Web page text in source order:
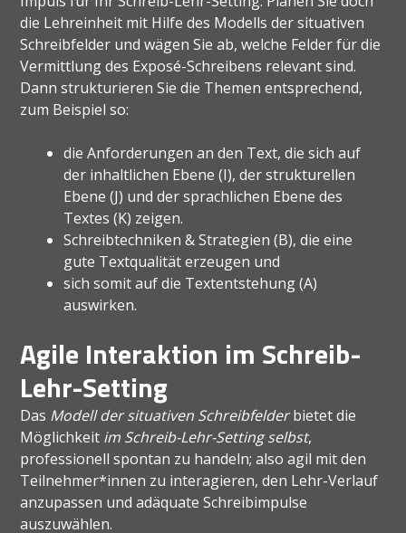
die Lehreinheit mit Hilfe des Modells der situativen
Schreibfelder und wägen Sie ab, welche Felder für die
Vermittlung des Exposé-Schreibens relevant sind.
Dann strukturieren Sie die Themen entsprechend,
zum Beispiel so:
die Anforderungen an den Text, die sich auf
der inhaltlichen Ebene (I), der strukturellen
Ebene (J) und der sprachlichen Ebene des
Textes (K) zeigen.
Schreibtechniken & Strategien (B), die eine
gute Textqualität erzeugen und
sich somit auf die Textentstehung (A)
auswirken.
Agile Interaktion im Schreib-
Lehr-Setting
Das Modell der situativen Schreibfelderbietet die
Möglichkeit im Schreib-Lehr-Setting selbst,
professionell spontan zu handeln; also agil mit den
Teilnehmer*innen zu interagieren, den Lehr-Verlauf
anzupassen und adäquate Schreibimpulse
auszuwählen.